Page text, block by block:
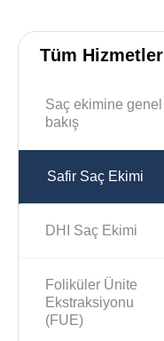
Tüm Hizmetler
Saç ekimine genel
bakış
Safir Saç Ekimi
DHI Saç Ekimi
Foliküler Ünite
Ekstraksiyonu
(FUE)